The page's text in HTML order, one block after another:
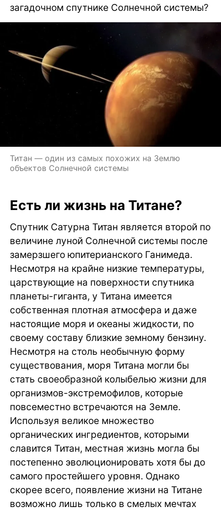
загадочном спутнике Солнечной системы?
Титан — один из самых похожих на Землю
объектов Солнечной системы
Есть ли жизнь на Титане?
Спутник Сатурна Титан является второй по
величине луной Солнечной системы после
замерзшего юпитерианского Ганимеда.
Несмотря на крайне низкие температуры,
царствующие на поверхности спутника
планеты-гиганта, у Титана имеется
собственная плотная атмосфера и даже
настоящие моря и океаны жидкости, по
своему составу близкие земному бензину.
Несмотря на столь необычную форму
существования, моря Титана могли бы
стать своеобразной колыбелью жизни для
организмов-экстремофилов, которые
повсеместно встречаются на Земле.
Используя великое множество
органических ингредиентов, которыми
славится Титан, местная жизнь могла бы
постепенно эволюционировать хотя бы до
самого простейшего уровня. Однако
скорее всего, появление жизни на Титане
возможно лишь только в смелых мечтах